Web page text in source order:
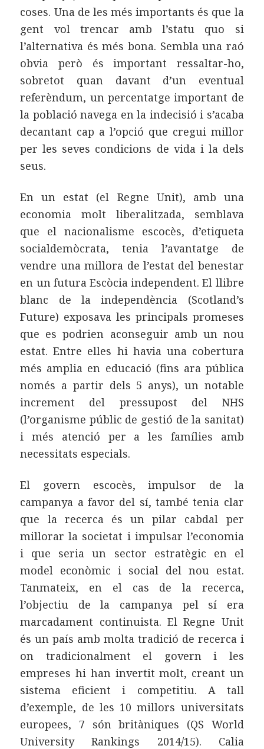
coses. Una de les més importants és que la
gent vol trencar amb l’statu quo si
l’alternativa és més bona. Sembla una raó
obvia però és important ressaltar-ho,
sobretot quan davant d’un eventual
referèndum, un percentatge important de
la població navega en la indecisió i s’acaba
decantant cap a l’opció que cregui millor
per les seves condicions de vida i la dels
seus.
En un estat (el Regne Unit), amb una
economia molt liberalitzada, semblava
que el nacionalisme escocès, d’etiqueta
socialdemòcrata, tenia l’avantatge de
vendre una millora de l’estat del benestar
en un futura Escòcia independent. El llibre
blanc de la independència (Scotland’s
Future) exposava les principals promeses
que es podrien aconseguir amb un nou
estat. Entre elles hi havia una cobertura
més amplia en educació (fins ara pública
només a partir dels 5 anys), un notable
increment del pressupost del NHS
(l’organisme públic de gestió de la sanitat)
i més atenció per a les famílies amb
necessitats especials.
El govern escocès, impulsor de la
campanya a favor del sí, també tenia clar
que la recerca és un pilar cabdal per
millorar la societat i impulsar l’economia
i que seria un sector estratègic en el
model econòmic i social del nou estat.
Tanmateix, en el cas de la recerca,
l’objectiu de la campanya pel sí era
marcadament continuista. El Regne Unit
és un país amb molta tradició de recerca i
on tradicionalment el govern i les
empreses hi han invertit molt, creant un
sistema eficient i competitiu. A tall
d’exemple, de les 10 millors universitats
europees, 7 són britàniques (QS World
University Rankings 2014/15). Calia